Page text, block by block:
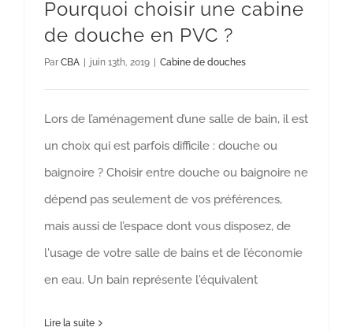
Pourquoi choisir une cabine
de douche en PVC ?
Par CBA juin 13th, 2019 Cabine de douches
Lors de l’aménagement d’une salle de bain, il est
un choix qui est parfois difficile : douche ou
baignoire ? Choisir entre douche ou baignoire ne
dépend pas seulement de vos préférences,
mais aussi de l’espace dont vous disposez, de
l'usage de votre salle de bains et de l’économie
en eau. Un bain représente l'équivalent
Lire la suite